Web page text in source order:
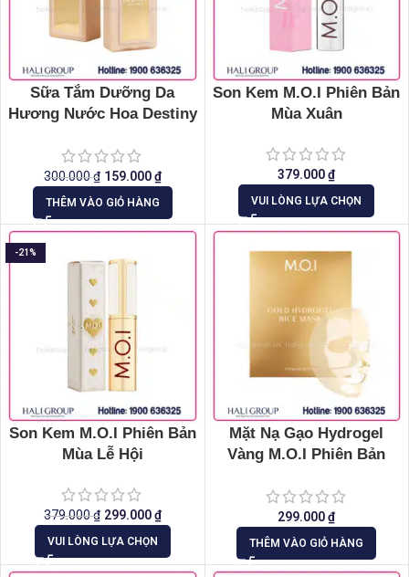
Sữa Tắm Dưỡng Da
Hương Nước Hoa Destiny
300.000₫ 159.000₫
THÊM VÀO GIỎ HÀNG
Son Kem M.O.I Phiên Bản
Mùa Xuân
379.000₫
VUI LÒNG LỰA CHỌN
-21%
Son Kem M.O.I Phiên Bản
Mùa Lễ Hội
379.000₫ 299.000₫
VUI LÒNG LỰA CHỌN
Mặt Nạ Gạo Hydrogel
Vàng M.O.I Phiên Bản
299.000₫
THÊM VÀO GIỎ HÀNG